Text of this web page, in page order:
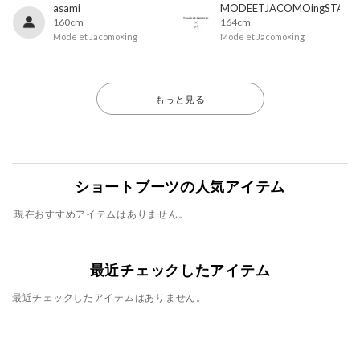
asami
160cm
Mode et Jacomo×ing
MODEETJACOMOingSTAFF
164cm
Mode et Jacomo×ing
もっと見る
ショートブーツの人気アイテム
現在おすすめアイテムはありません。
最近チェックしたアイテム
最近チェックしたアイテムはありません。